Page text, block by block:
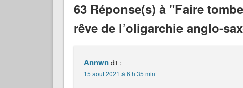
63 Réponse(s) à "Faire
rêve de l’oligarchie anglo-
Annwn dit :
15 août 2021 à 6 h 35 min